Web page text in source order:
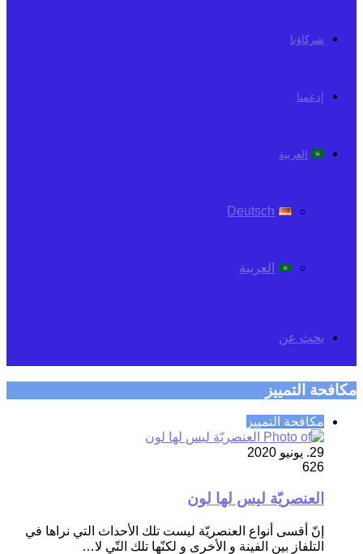
شركاؤنا
إدعمنا
العربية
Deutsch
العربية
بحث عن
مكافحة التمييز
مكافحة التمييز
29. يونيو 2020
626
العنصريّة ليس لها لون
إنّ أقسى أنواع العنصريّة ليست تلك الأحداث التي نراها في
التلفاز بين الفينة و الأخرى و لكنّها تلك التّي لا…